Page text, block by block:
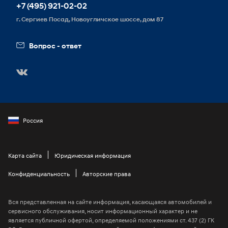
Реквизиты
Схема проезда
+7 (495) 921-02-02
г. Сергиев Посад, Новоугличское шоссе, дом 87
Вопрос - ответ
Россия
Карта сайта Юридическая информация
Конфиденциальность Авторские права
Вся представленная на сайте информация, касающаяся автомобилей и
сервисного обслуживания, носит информационный характер и не
является публичной офертой, определяемой положениями ст. 437 (2) ГК